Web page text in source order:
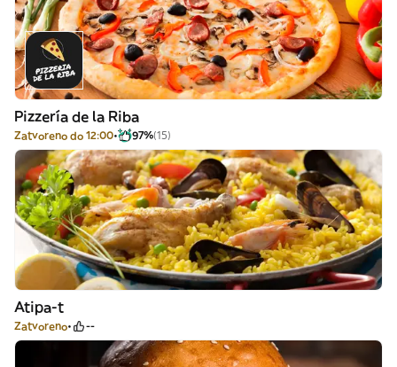
Pizzería de la Riba
Zatvoreno do 12:00 97%(15)
Atipa-t
Zatvoreno --